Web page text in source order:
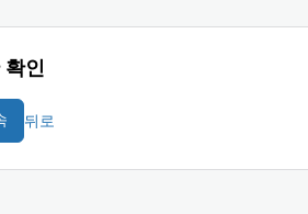
인
뒤로